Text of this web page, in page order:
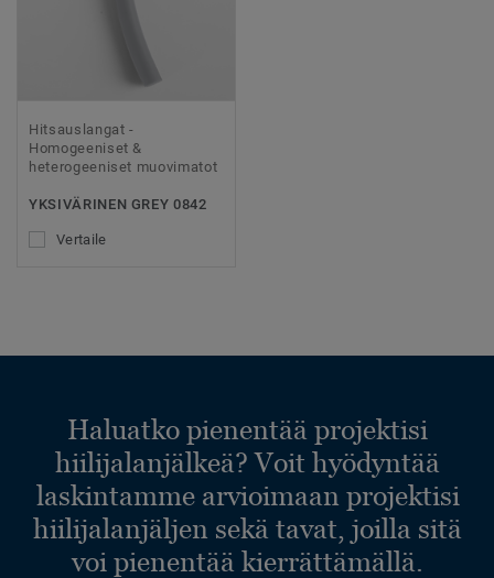
Hitsauslangat -
Homogeeniset &
heterogeeniset muovimatot
YKSIVÄRINEN GREY 0842
Vertaile
Haluatko pienentää projektisi
hiilijalanjälkeä? Voit hyödyntää
laskintamme arvioimaan projektisi
hiilijalanjäljen sekä tavat, joilla sitä
voi pienentää kierrättämällä.